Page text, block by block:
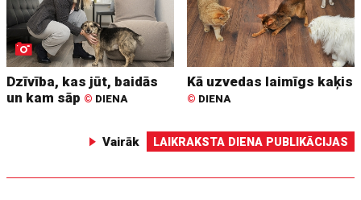
Dzīvība, kas jūt, baidās
un kam sāp © DIENA
Kā uzvedas laimīgs kaķis
© DIENA
Vairāk LAIKRAKSTA DIENA PUBLIKĀCIJAS